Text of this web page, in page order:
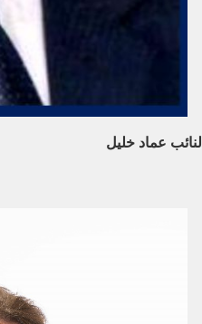
النائب عماد خليل